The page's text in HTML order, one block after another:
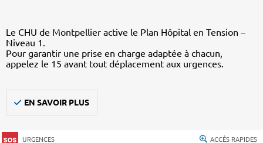
Le CHU de Montpellier active le Plan Hôpital en Tension –
Niveau 1.
Pour garantir une prise en charge adaptée à chacun,
appelez le 15 avant tout déplacement aux urgences.
EN SAVOIR PLUS
URGENCES ACCÈS RAPIDES